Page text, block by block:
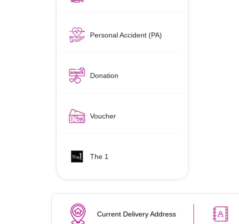
Personal Accident (PA)
Donation
Voucher
The 1
Current Delivery Address